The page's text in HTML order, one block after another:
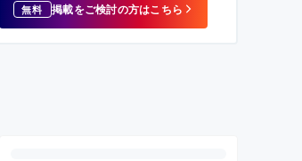
無料 掲載をご検討の方はこちら